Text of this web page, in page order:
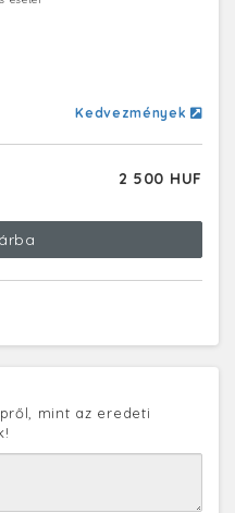
Kedvezmények
2 500 HUF
mint az eredeti